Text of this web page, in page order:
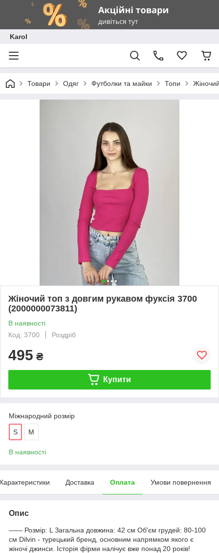
Karol
Товари Одяг Футболки та майки Топи
Жіночий топ з довгим рукавом фуксія 3700
(2000000073811)
В наявності
Код: 3700
Роздріб
495 ₴
Купити
Міжнародний розмір
S M
В наявності
Доставка Оплата Умови повернення
Опис
—— Розмір: L Загальна довжина: 42 см Об'єм грудей: 80-100
см Dilvin - турецький бренд, основним напрямком якого є
жіночі джинси. Історія фірми налічує вже понад 20 років!